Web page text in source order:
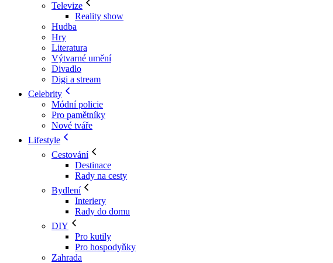
Televize
Reality show
Hudba
Hry
Literatura
Výtvarné umění
Divadlo
Digi a stream
Celebrity
Módní policie
Pro pamětníky
Nové tváře
Lifestyle
Cestování
Destinace
Rady na cesty
Bydlení
Interiery
Rady do domu
DIY
Pro kutily
Pro hospodyňky
Zahrada